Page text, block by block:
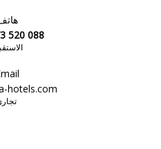
520 088
hotels.com